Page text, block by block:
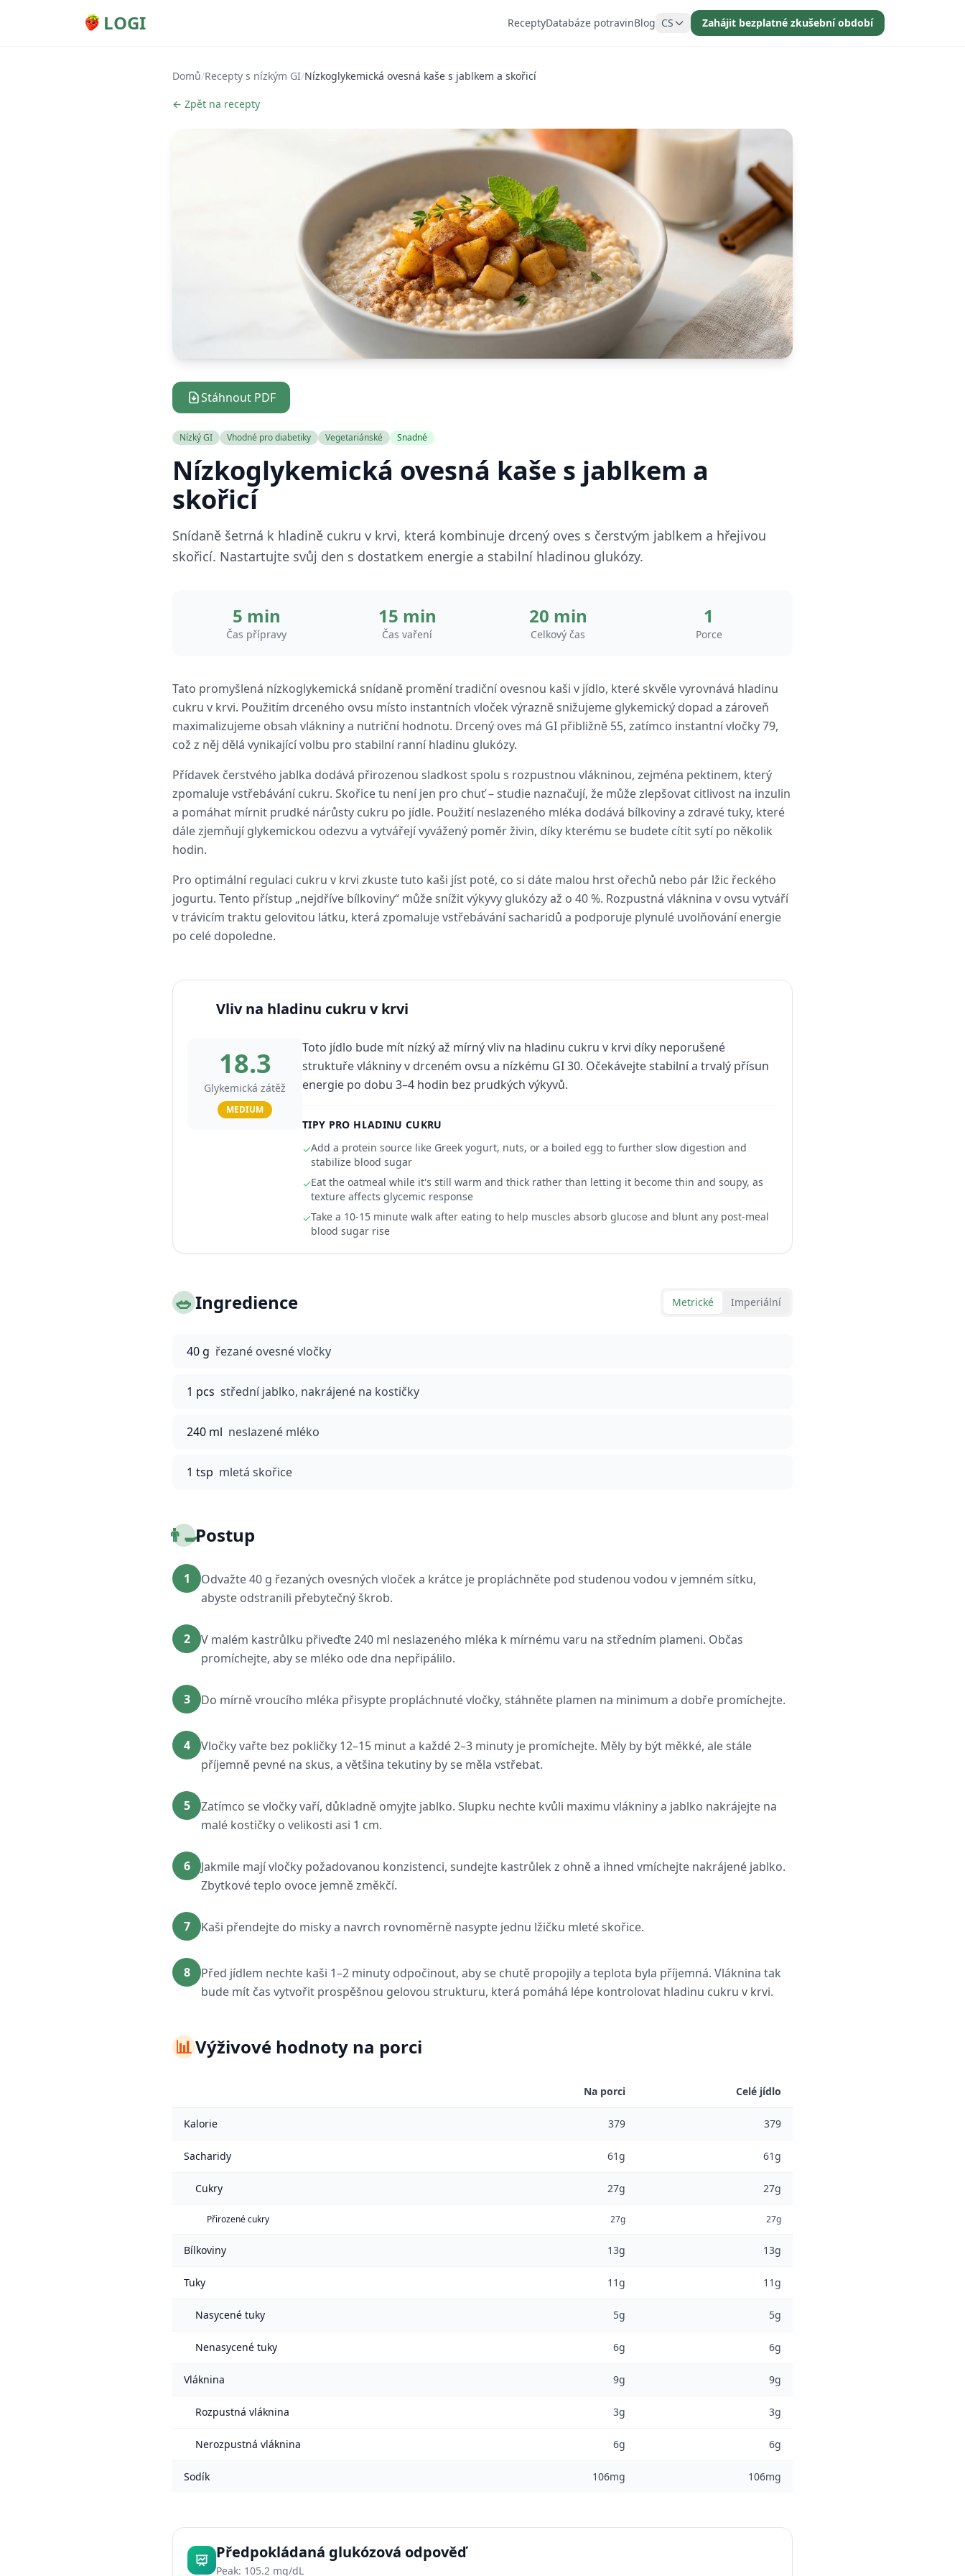
LOGI ReceptyDatabáze potravinBlog CS Zahájit bezplatné zkušební období
Domů/Recepty s nízkým GI/Nízkoglykemická ovesná kaše s jablkem a skořicí
← Zpět na recepty
Stáhnout PDF
Nízký GI Vhodné pro diabetiky Vegetariánské Snadné
Nízkoglykemická ovesná kaše s jablkem a
skořicí
Snídaně šetrná k hladině cukru v krvi, která kombinuje drcený oves s čerstvým jablkem a hřejivou
skořicí. Nastartujte svůj den s dostatkem energie a stabilní hladinou glukózy.
5 min
Čas přípravy
15 min
Čas vaření
20 min
Celkový čas
1
Porce
Tato promyšlená nízkoglykemická snídaně promění tradiční ovesnou kaši v jídlo, které skvěle vyrovnává hladinu
cukru v krvi. Použitím drceného ovsu místo instantních vloček výrazně snižujeme glykemický dopad a zároveň
maximalizujeme obsah vlákniny a nutriční hodnotu. Drcený oves má GI přibližně 55, zatímco instantní vločky 79,
což z něj dělá vynikající volbu pro stabilní ranní hladinu glukózy.
Přídavek čerstvého jablka dodává přirozenou sladkost spolu s rozpustnou vlákninou, zejména pektinem, který
zpomaluje vstřebávání cukru. Skořice tu není jen pro chuť – studie naznačují, že může zlepšovat citlivost na inzulin
a pomáhat mírnit prudké nárůsty cukru po jídle. Použití neslazeného mléka dodává bílkoviny a zdravé tuky, které
dále zjemňují glykemickou odezvu a vytvářejí vyvážený poměr živin, díky kterému se budete cítit sytí po několik
hodin.
Pro optimální regulaci cukru v krvi zkuste tuto kaši jíst poté, co si dáte malou hrst ořechů nebo pár lžic řeckého
jogurtu. Tento přístup „nejdříve bílkoviny“ může snížit výkyvy glukózy až o 40 %. Rozpustná vláknina v ovsu vytváří
v trávicím traktu gelovitou látku, která zpomaluje vstřebávání sacharidů a podporuje plynulé uvolňování energie
po celé dopoledne.
Vliv na hladinu cukru v krvi
18.3
Glykemická zátěž
MEDIUM
Toto jídlo bude mít nízký až mírný vliv na hladinu cukru v krvi díky neporušené
struktuře vlákniny v drceném ovsu a nízkému GI 30. Očekávejte stabilní a trvalý přísun
energie po dobu 3–4 hodin bez prudkých výkyvů.
TIPY PRO HLADINU CUKRU
✓Add a protein source like Greek yogurt, nuts, or a boiled egg to further slow digestion and
stabilize blood sugar
✓Eat the oatmeal while it's still warm and thick rather than letting it become thin and soupy, as
texture affects glycemic response
✓Take a 10-15 minute walk after eating to help muscles absorb glucose and blunt any post-meal
blood sugar rise
🥗Ingredience Metrické Imperiální
40 g řezané ovesné vločky
1 pcs střední jablko, nakrájené na kostičky
240 ml neslazené mléko
1 tsp mletá skořice
👨‍🍳Postup
1
Odvažte 40 g řezaných ovesných vloček a krátce je propláchněte pod studenou vodou v jemném sítku,
abyste odstranili přebytečný škrob.
2
V malém kastrůlku přiveďte 240 ml neslazeného mléka k mírnému varu na středním plameni. Občas
promíchejte, aby se mléko ode dna nepřipálilo.
3 Do mírně vroucího mléka přisypte propláchnuté vločky, stáhněte plamen na minimum a dobře promíchejte.
4
Vločky vařte bez pokličky 12–15 minut a každé 2–3 minuty je promíchejte. Měly by být měkké, ale stále
příjemně pevné na skus, a většina tekutiny by se měla vstřebat.
5
Zatímco se vločky vaří, důkladně omyjte jablko. Slupku nechte kvůli maximu vlákniny a jablko nakrájejte na
malé kostičky o velikosti asi 1 cm.
6
Jakmile mají vločky požadovanou konzistenci, sundejte kastrůlek z ohně a ihned vmíchejte nakrájené jablko.
Zbytkové teplo ovoce jemně změkčí.
7 Kaši přendejte do misky a navrch rovnoměrně nasypte jednu lžičku mleté skořice.
8
Před jídlem nechte kaši 1–2 minuty odpočinout, aby se chutě propojily a teplota byla příjemná. Vláknina tak
bude mít čas vytvořit prospěšnou gelovou strukturu, která pomáhá lépe kontrolovat hladinu cukru v krvi.
📊Výživové hodnoty na porci
Na porci Celé jídlo
Kalorie 379 379
Sacharidy 61g 61g
Cukry 27g 27g
Přirozené cukry 27g 27g
Bílkoviny 13g 13g
Tuky 11g 11g
Nasycené tuky 5g 5g
Nenasycené tuky 6g 6g
Vláknina 9g 9g
Rozpustná vláknina 3g 3g
Nerozpustná vláknina 6g 6g
Sodík 106mg 106mg
Předpokládaná glukózová odpověď
Peak: 105.2 mg/dL